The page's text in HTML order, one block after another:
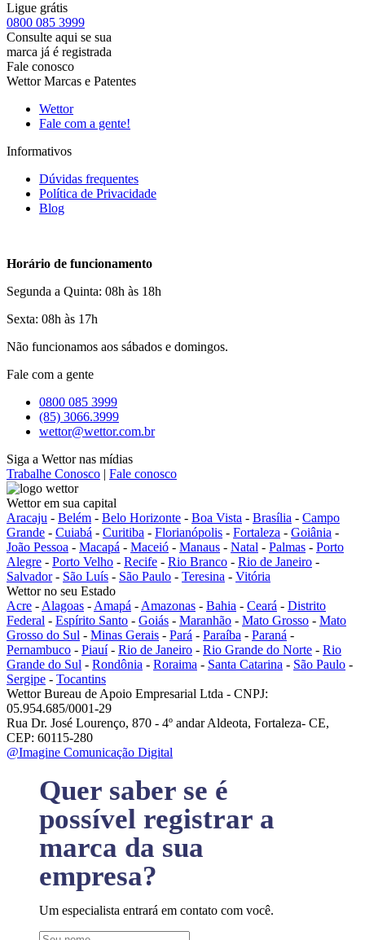
Ligue grátis
0800 085 3999
Consulte aqui se sua
marca já é registrada
Fale conosco
Wettor Marcas e Patentes
Wettor
Fale com a gente!
Informativos
Dúvidas frequentes
Política de Privacidade
Blog
Horário de funcionamento
Segunda a Quinta: 08h às 18h
Sexta: 08h às 17h
Não funcionamos aos sábados e domingos.
Fale com a gente
0800 085 3999
(85) 3066.3999
wettor@wettor.com.br
Siga a Wettor nas mídias
Trabalhe Conosco | Fale conosco
Wettor em sua capital
Aracaju - Belém - Belo Horizonte - Boa Vista - Brasília - Campo
Grande - Cuiabá - Curitiba - Florianópolis - Fortaleza - Goiânia -
João Pessoa - Macapá - Maceió - Manaus - Natal - Palmas - Porto
Alegre - Porto Velho - Recife - Rio Branco - Rio de Janeiro -
Salvador- São Luís - São Paulo - Teresina - Vitória
Wettor no seu Estado
Acre - Alagoas - Amapá - Amazonas - Bahia - Ceará - Distrito
Federal - Espírito Santo - Goiás - Maranhão - Mato Grosso - Mato
Grosso do Sul - Minas Gerais - Pará - Paraíba - Paraná -
Pernambuco - Piauí- Rio de Janeiro - Rio Grande do Norte - Rio
Grande do Sul - Rondônia - Roraima - Santa Catarina - São Paulo -
Sergipe - Tocantins
Wettor Bureau de Apoio Empresarial Ltda - CNPJ:
05.954.685/0001-29
Rua Dr. José Lourenço, 870 - 4º andar Aldeota, Fortaleza- CE,
CEP: 60115-280
@Imagine Comunicação Digital
Quer saber se é
possível registrar a
marca da sua
empresa?
Um especialista entrará em contato com você.